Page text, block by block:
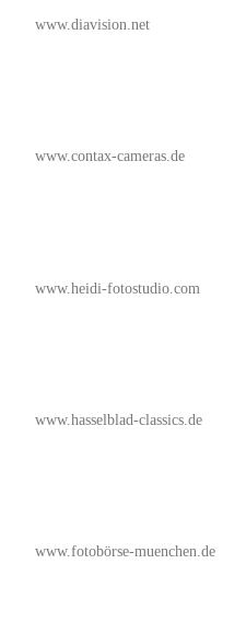
www.diavision.net
www.contax-cameras.de
www.heidi-fotostudio.com
www.hasselblad-classics.de
www.fotobörse-muenchen.de